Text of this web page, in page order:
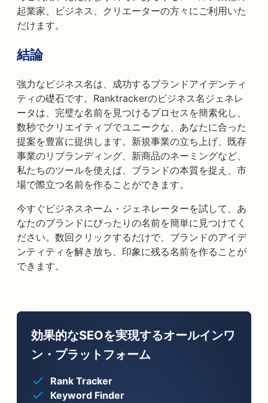
起業家、ビジネス、クリエーターの方々にご利用いた
だけます。
結論
強力なビジネス名は、成功するブランドアイデンティ
ティの礎石です。Ranktrackerのビジネス名ジェネレ
ータは、完璧な名前を見つけるプロセスを簡素化し、
数秒でクリエイティブでユニークな、あなたに合った
提案を豊富に提供します。新規事業の立ち上げ、既存
事業のリブランディング、新商品のネーミングなど、
私たちのツールを使えば、ブランドの本質を捉え、市
場で際立つ名前を作ることができます。
今すぐビジネスネーム・ジェネレーターを試して、あ
なたのブランドにぴったりの名前を簡単に見つけてく
ださい。数回クリックするだけで、ブランドのアイデ
ンティティを解き放ち、印象に残る名前を作ることが
できます。
効果的なSEOを実現するオールインワ
ン・プラットフォーム
Rank Tracker
Keyword Finder